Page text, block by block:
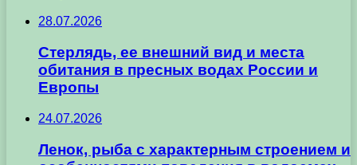
28.07.2026
Стерлядь, ее внешний вид и места
обитания в пресных водах России и
Европы
24.07.2026
Ленок, рыба с характерным строением и